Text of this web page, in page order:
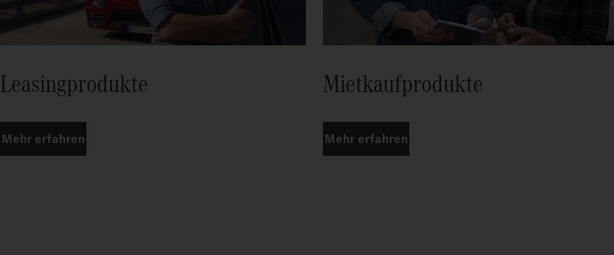
Leasingprodukte
Mehr erfahren
Mietkaufprodukte
Mehr erfahren